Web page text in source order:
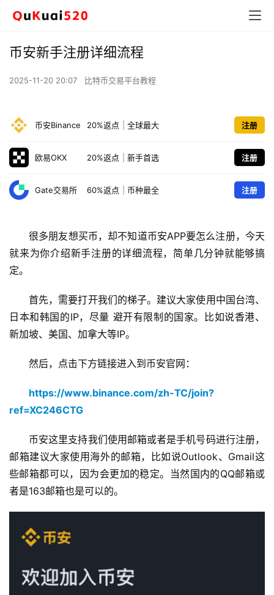
币安新手注册详细流程
2025-11-20 20:07 比特币交易平台教程
币安Binance 20%返点 全球最大 注册
欧易OKX 20%返点 新手首选 注册
Gate交易所 60%返点 币种最全 注册
很多朋友想买币，却不知道币安APP要怎么注册，今天
就来为你介绍新手注册的详细流程，简单几分钟就能够搞
定。
首先，需要打开我们的梯子。建议大家使用中国台湾、
日本和韩国的IP，尽量 避开有限制的国家。比如说香港、
新加坡、美国、加拿大等IP。
然后，点击下方链接进入到币安官网：
https://www.binance.com/zh-TC/join?
ref=XC246CTG
币安这里支持我们使用邮箱或者是手机号码进行注册，
邮箱建议大家使用海外的邮箱，比如说Outlook、Gmail这
些邮箱都可以，因为会更加的稳定。当然国内的QQ邮箱或
者是163邮箱也是可以的。